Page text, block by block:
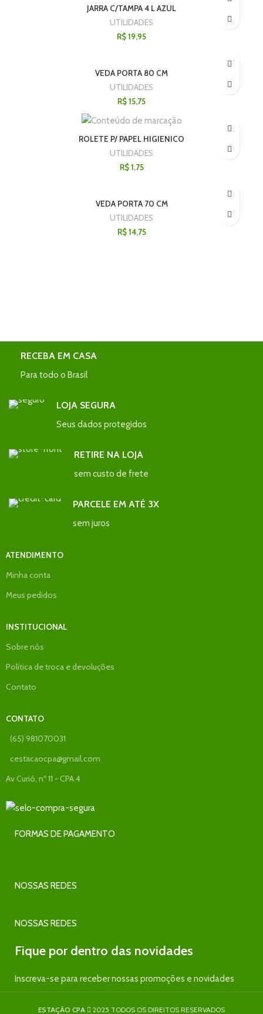
JARRA C/TAMPA 4 L AZUL
UTILIDADES
R$19,95
VEDA PORTA 80 CM
UTILIDADES
R$15,75
ROLETE P/ PAPEL HIGIENICO
UTILIDADES
R$1,75
VEDA PORTA 70 CM
UTILIDADES
R$14,75
RECEBA EM CASA
Para todo o Brasil
LOJA SEGURA
Seus dados protegidos
RETIRE NA LOJA
sem custo de frete
PARCELE EM ATÉ 3X
sem juros
ATENDIMENTO
Minha conta
Meus pedidos
INSTITUCIONAL
Sobre nós
Política de troca e devoluções
Contato
CONTATO
(65) 981070031
cestacaocpa@gmail.com
Av Curió, nº 11 - CPA 4
FORMAS DE PAGAMENTO
NOSSAS REDES
NOSSAS REDES
Fique por dentro das novidades
Inscreva-se para receber nossas promoções e novidades
ESTAÇÃO CPA 2025 TODOS OS DIREITOS RESERVADOS